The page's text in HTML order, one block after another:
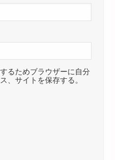
るためブラウザーに自分
、サイトを保存する。